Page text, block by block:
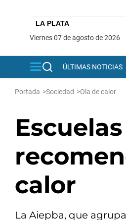
viernes 07 de agosto de 2026
ÚLTIMAS NOTICIAS
Portada >Sociedad >Ola de calor
calor
La Aiepba, que